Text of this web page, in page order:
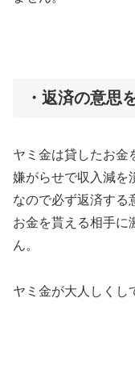
・返済の意思
ヤミ金は貸したお金
嫌がらせで収入減を
なので必ず返済する
お金を貰える相手に
ん。
ヤミ金が大人しくし